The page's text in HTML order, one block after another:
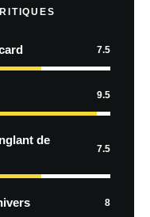
7.5
9.5
de
7.5
8